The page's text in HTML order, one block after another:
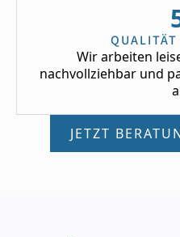
Wir arbeiten
nachvollziehbar und
JETZT